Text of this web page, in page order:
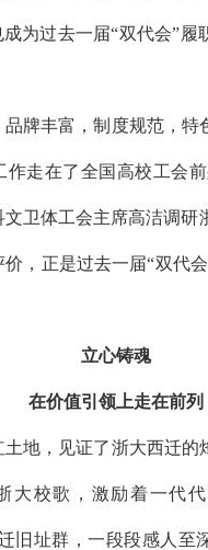
成为过去一届“双代会”履
品牌丰富，制度规范，特
走在了全国高校工会前
文卫体工会主席高洁调研
，正是过去一届“双代
立心铸魂
在价值引领上走在前列
土地，见证了浙大西迁的
大校歌 ，激励着一代
旧址群，一段段感人至